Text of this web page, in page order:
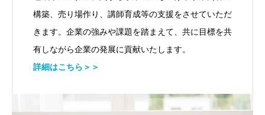
構築、売り場作り、講師育成等の支援をさせていただ
きます。企業の強みや課題を踏まえて、共に目標を共
有しながら企業の発展に貢献いたします。
詳細はこちら＞＞